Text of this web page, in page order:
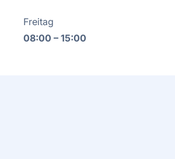
Freitag
08:00 – 15:00